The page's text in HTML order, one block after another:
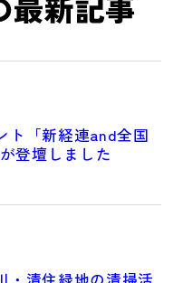
ト「新経連and全国
登壇しました